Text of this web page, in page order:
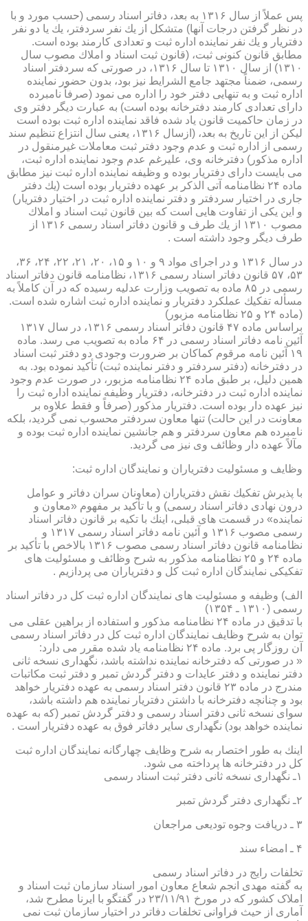
پس عملاً از سال ۱۳۱۶ به بعد، دفاتر اسناد رسمی (حسب مورد و با
در نظر گرفتن درجات آنها) متشكل از یك نفر سردفتر، یك یا دو نفر
دفتریار و یك نفر نماینده اداره ثبت و تعدادی كارمند بوده است.
مطابق قانون كنونی ثبت، (قانون ثبت اسناد و املاك مصوب سال
۱۳۱۰) از سال ۱۳۱۰ تا سال ۱۳۱۶، در صورتی كه سردفتر اسناد
رسمی، ضمناً مجتهد جامع الشرایط نیز بود، بدون حضور نماینده
اداره ثبت و به تنهایی دفتر خود را اداره می نمود (صرفاً نامبرده
دارای تعدادی كارمند دفترخانه بوده است) به عبارت دیگر دفتر وی
در زمان حاكمیت قانون یاد شده فاقد نماینده اداره ثبت بوده است
لیكن از این تاریخ به بعد، (ازسال ۱۳۱۶، یعنی سال انتزاع تنظیم سند
رسمی از اداره ثبت و عدم وجود دفتر ثبت معاملات غیرمنقول در
اداره مذكور) دفترخانه وی، علیرغم عدم وجود نماینده اداره ثبت،
می بایست دارای دفتریار بوده و وظیفه نماینده اداره ثبت نیز مطابق
ماده ۲۴ نظامنامه آتی الذكر بر عهده دفتریار بوده است (یك دفتر
جاری در اختیار سردفتر و دفتر نماینده اداره ثبت در اختیار دفتریار)
و این یكی از تفاوت هایی است كه بین قانون ثبت اسناد و املاك
مصوب ۱۳۱۰ از یك طرف و قانون دفاتر اسناد رسمی ۱۳۱۶ از
طرف دیگر وجود داشته است .
در سال ۱۳۱۶ و در اجرای مواد ۹ و ۱۰ و ۱۵، ۲۰، ۲۱، ۲۲، ۲۴، ۳۶،
۵۳، ۵۷ قانون دفاتر اسناد رسمی ۱۳۱۶، نظامنامه قانون دفاتر اسناد
رسمی در ۸۵ ماده به تصویب وزارت عدلیه رسیده كه در آن كاملاً به
مسأله تفكیك عملكرد دفتریار و نماینده اداره ثبت اشاره شده است.
(ماده ۲۴ و ۲۵ نظامنامه مزبور)
براساس ماده ۴۷ قانون دفاتر اسناد رسمی ۱۳۱۶، در سال ۱۳۱۷
آئین نامه دفاتر اسناد رسمی در ۶۴ ماده به تصویب می رسد. ماده
۱۹ آئین نامه مرقوم كماكان بر ضرورت وجودی دو دفتر ثبت اسناد
در دفترخانه (دفتر سردفتر و دفتر نماینده ثبت) تأكید نموده بود. به
همین دلیل، بر طبق ماده ۲۴ نظامنامه مزبور، در صورت عدم وجود
نماینده اداره ثبت در دفترخانه، دفتریار وظیفه نماینده اداره ثبت را
نیز عهده دار بوده است. دفتریار مذكور (صرفاً و فقط علاوه بر
معاونت در این حالت) تنها معاون سردفتر محسوب نمی گردید، بلكه
نامبرده هم معاون سردفتر و هم جانشین نماینده اداره ثبت بوده و
مآلاً عهده دار وظائف وی نیز می گردید.
وظایف و مسئولیت دفتریاران و نمایندگان اداره ثبت:
با پذیرش تفكیك نقش دفتریاران (معاونان سران دفاتر و عوامل
درون نهادی دفاتر اسناد رسمی) و با تأكید بر مفهوم «معاون و
نماینده» در قسمت های قبلی، اینك با تكیه بر قانون دفاتر اسناد
رسمی مصوب ۱۳۱۶ و آئین نامه دفاتر اسناد رسمی ۱۳۱۷ و
نظامنامه قانون دفاتر اسناد رسمی مصوب ۱۳۱۶ بالاخص با تأكید بر
ماده ۲۴ و ۲۵ نظامنامه مذكور به شرح وظائف و مسئولیت های
تفكیكی نمایندگان اداره ثبت كل و دفتریاران می پردازیم .
الف) وظیفه و مسئولیت های نمایندگان اداره ثبت كل در دفاتر اسناد
رسمی (۱۳۱۰ ـ ۱۳۵۴)
با تدقیق در ماده ۲۴ نظامنامه مذكور و استفاده از براهین عقلی می
توان به شرح وظایف نمایندگان اداره ثبت كل در دفاتر اسناد رسمی
آن روزگار پی برد. ماده ۲۴ نظامنامه یاد شده مقرر می دارد:
« در صورتی كه دفترخانه نماینده نداشته باشد، نگهداری نسخه ثانی
دفتر نماینده و دفتر عایدات و دفتر گردش تمبر و دفتر ثبت مكاتبات
مندرج در ماده ۲۳ قانون دفتر اسناد رسمی به عهده دفتریار خواهد
بود و چنانچه دفترخانه با داشتن دفتریار نماینده هم داشته باشد،
سوای نسخه ثانی دفتر اسناد رسمی و دفتر گردش تمبر (كه به عهده
نماینده خواهد بود) نگهداری سایر دفاتر فوق به عهده دفتریار است .
اینك به طور اختصار به شرح وظایف چهارگانه نمایندگان اداره ثبت
كل در دفترخانه ها پرداخته می شود.
۱ـ نگهداری نسخه ثانی دفتر ثبت اسناد رسمی
۲ـ نگهداری دفتر گردش تمبر
۳ ـ دریافت وجوه تودیعی مراجعان
۴ ـ امضاء سند
تخلفات رایج در دفاتر اسناد رسمی
به گفته مهدی انجم شعاع معاون امور اسناد سازمان ثبت اسناد و
املاک کشور که در مورخ ۲۳/۱۱/۹۱ در گفتگو با ایرنا مطرح شد،
آماری از حیث فراوانی تخلفات دفاتر در اختیار سازمان ثبت نمی